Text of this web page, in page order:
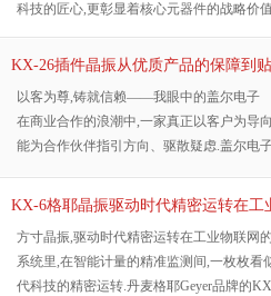
科技的匠心,更彰显着核心元器件的战略价
KX-26插件晶振从优质产品的保障到
以客为尊,铸就信赖——我眼中的盖尔电子
在商业合作的浪潮中,一家真正以客户为导
能为合作伙伴指引方向、驱散疑虑.盖尔电
务变得轻松顺畅.
KX-6格耶晶振驱动时代精密运转在工
方寸晶振,驱动时代精密运转在工业物联网
系统里,在智能计量的精准监测间,一枚枚看
代科技的精密运转.丹麦格耶Geyer品牌的